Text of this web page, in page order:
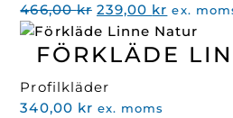
466,00kr Det
ursprungliga
priset
466,00 kr.
239,00 kr Det
priset
ex.
FÖRKLÄDE
Profilkläder
340,00 kr ex. moms